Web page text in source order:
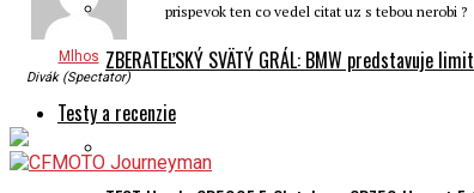
ZBERATEĽSKÝ SVÄTÝ GRÁL: BMW predstavuje
Testy a recenzie
Mlhos
Divák (Spectator)
prispevok ten co vedel citat uz s tebou nerobi ?